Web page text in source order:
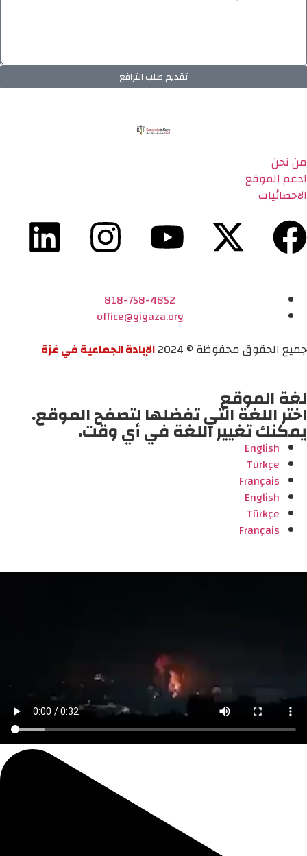
تقديم طلب الترافع
من نحن
ادعم الموقع
الاحصائيات
818-758-4852
office@gigaza.org
جميع الحقوق محفوظة © 2024
الإبادة الجماعية في غزة
لغة الموقع
اختر اللغة التي تفضلها لتصفح الموقع.
يمكنك تغيير اللغة في أي وقت.
English
Türkçe
Français
English
Türkçe
Français